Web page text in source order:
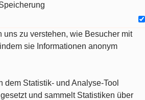
uns zu verstehen, wie Besucher mit
sie Informationen anonym
dem Statistik- und Analyse-Tool
und sammelt Statistiken über